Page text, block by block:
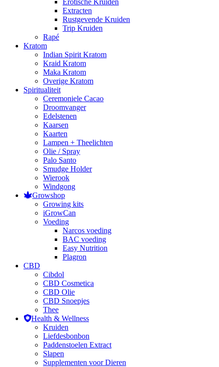
Extracten
Rustgevende Kruiden
Trip Kruiden
Rapé
Kratom
Indian Spirit Kratom
Kraid Kratom
Maka Kratom
Overige Kratom
Spiritualiteit
Ceremoniele Cacao
Droomvanger
Edelstenen
Kaarsen
Kaarten
Lampen + Theelichten
Olie / Spray
Palo Santo
Smudge Holder
Wierook
Windgong
Growshop
Growing kits
iGrowCan
Voeding
Narcos voeding
BAC voeding
Easy Nutrition
Plagron
CBD
Cibdol
CBD Cosmetica
CBD Olie
CBD Snoepjes
Thee
Health & Wellness
Kruiden
Liefdesbonbon
Paddenstoelen Extract
Slapen
Supplementen voor Dieren